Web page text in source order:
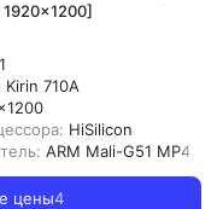
1920x1200]
Kirin 710A
HiSilicon
ARM Mali-G51 MP4
цены4